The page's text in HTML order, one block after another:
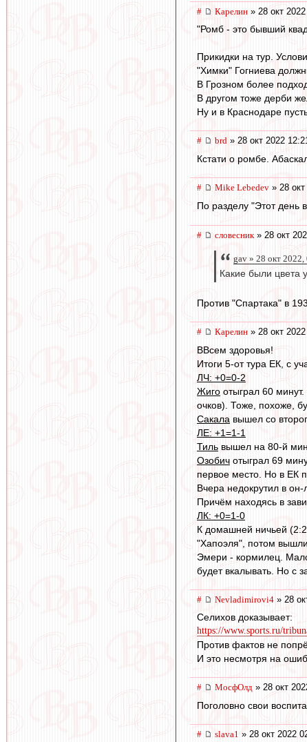
# Карелин » 28 окт
"Ромб - это бывший
Прикидки на тур.
"Химки" Гогниева
В Грозном более
В другом тоже дерби
Ну и в Краснодаре
# brd » 28 окт 2022
Кстати о ромбе.
# Mike Lebedev » 28
По разделу "Этот день
# словесник » 28 окт
gav » 28 окт 2022,
Какие были цвета
Против "Спартака" в
# Карелин » 28 окт
ВВсем здоровья!
Итоги 5-от тура ЕК, с
ЛЧ: +0=0-2
Жиго отыграл 60
очков). Тоже, похоже,
Сакала вышел со
ЛЕ: +1=1-1
Тиль вышел на 80-й
Озобич отыграл 69
первое место. Но в ЕК
Вчера недокрутил в
Причём находясь в
ЛК: +0=1-0
К домашней ничьей
"Хапоэля", потом
Эмери - кормилец. Мало
будет вкалывать. Но с
# Nevladimirovi4 » 28
Селихов доказывает:
https://www.sports.ru/
Против фактов не
И это несмотря на
# МосфОлд » 28 окт
Поголовно свои
# slava1 » 28 окт 2022